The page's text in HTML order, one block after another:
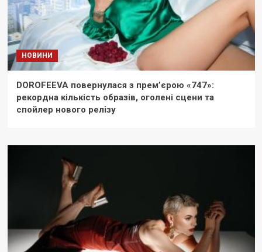
НОВИНИ
DOROFEEVA повернулася з прем’єрою «747»:
рекордна кількість образів, оголені сцени та
спойлер нового релізу